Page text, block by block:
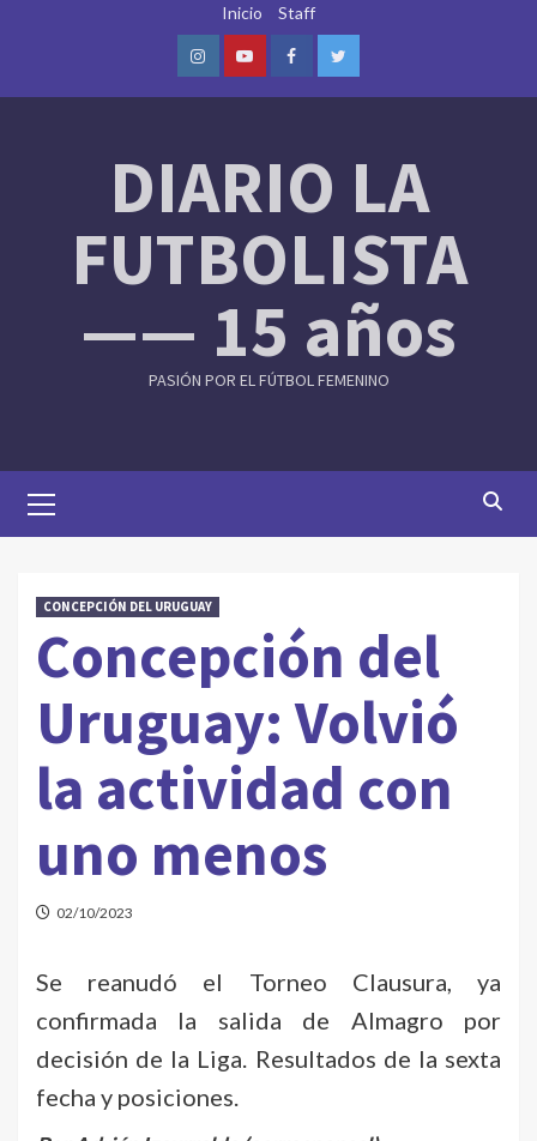
Inicio Staff
InstagramYoutubeFacebookTwitter
DIARIO LA
FUTBOLISTA
—— 15 años
PASIÓN POR EL FÚTBOL FEMENINO
Menu
CONCEPCIÓN DEL URUGUAY
Concepción del
Uruguay: Volvió
la actividad con
uno menos
02/10/2023
Se reanudó el Torneo Clausura, ya
confirmada la salida de Almagro por
decisión de la Liga. Resultados de la sexta
fecha y posiciones.